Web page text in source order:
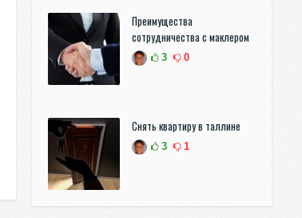
Преимущества
сотрудничества с маклером
3 0
Снять квартиру в таллине
3 1